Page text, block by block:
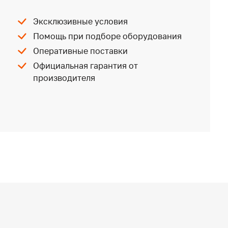
Эксклюзивные условия
Помощь при подборе оборудования
Оперативные поставки
Официальная гарантия от
производителя